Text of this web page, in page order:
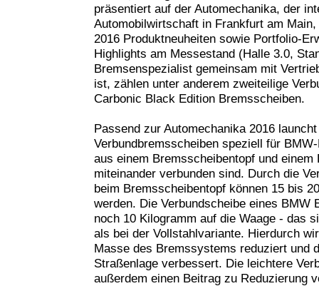
präsentiert auf der Automechanika, der
Automobilwirtschaft in Frankfurt am
2016 Produktneuheiten sowie Portfolio-
Highlights am Messestand (Halle 3.0,
Bremsenspezialist gemeinsam mit
ist, zählen unter anderem zweiteilige
Carbonic Black Edition Bremsscheiben.
Passend zur Automechanika 2016
Verbundbremsscheiben speziell für
aus einem Bremsscheibentopf und
miteinander verbunden sind. Durch die
beim Bremsscheibentopf können 15 bis
werden. Die Verbundscheibe eines BMW
noch 10 Kilogramm auf die Waage - das
als bei der Vollstahlvariante. Hierdurch
Masse des Bremssystems reduziert und
Straßenlage verbessert. Die leichtere
außerdem einen Beitrag zu Reduzierung